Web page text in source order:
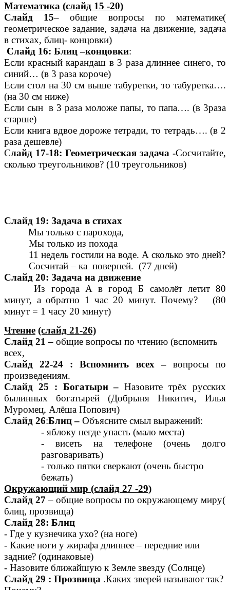
Математика (слайд 15 -20)
Слайд 15– общие вопросы по математике(
геометрическое задание, задача на движение, задача
в стихах, блиц- концовки)
Слайд 16: Блиц –концовки:
Если красный карандаш в 3 раза длиннее синего, то
синий… (в 3 раза короче)
Если стол на 30 см выше табуретки, то табуретка….
(на 30 см ниже)
Если сын в 3 раза моложе папы, то папа…. (в 3раза
старше)
Если книга вдвое дороже тетради, то тетрадь…. (в 2
раза дешевле)
Слайд 17-18: Геометрическая задача -Сосчитайте,
сколько треугольников? (10 треугольников)
Слайд 19: Задача в стихах
Мы только с парохода,
Мы только из похода
11 недель гостили на воде. А сколько это дней?
Сосчитай – ка поверней. (77 дней)
Слайд 20: Задача на движение
Из города А в город Б самолёт летит 80
минут, а обратно 1 час 20 минут. Почему? (80
минут = 1 часу 20 минут)
Чтение (слайд 21-26)
Слайд 21 – общие вопросы по чтению (вспомнить
всех,
Слайд 22-24 : Вспомнить всех –вопросы по
произведениям.
Слайд 25 : Богатыри – Назовите трёх русских
былинных богатырей (Добрыня Никитич, Илья
Муромец, Алёша Попович)
Слайд 26:Блиц – Объясните смыл выражений:
- яблоку негде упасть (мало места)
- висеть на телефоне (очень долго
разговаривать)
- только пятки сверкают (очень быстро
бежать)
Окружающий мир (слайд 27 -29)
Слайд 27 – общие вопросы по окружающему миру(
блиц, прозвища)
Слайд 28: Блиц
- Где у кузнечика ухо? (на ноге)
- Какие ноги у жирафа длиннее – передние или
задние? (одинаковые)
- Назовите ближайшую к Земле звезду (Солнце)
Слайд 29 : Прозвища .Каких зверей называют так?